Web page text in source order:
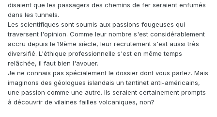
disaient que les passagers des chemins de fer seraient enfumés
dans les tunnels.
Les scientifiques sont soumis aux passions fougeuses qui
traversent l'opinion. Comme leur nombre s'est considérablement
accru depuis le 19ème siècle, leur recrutement s'est aussi très
diversifié. L'éthique professionnelle s'est en même temps
relâchée, il faut bien l'avouer.
Je ne connais pas spécialement le dossier dont vous parlez. Mais
imaginons des géologues islandais un tantinet anti-américains,
une passion comme une autre. Ils seraient certainement prompts
à découvrir de vilaines failles volcaniques, non?